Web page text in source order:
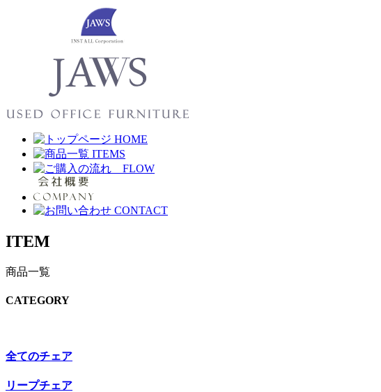
ITEM
商品一覧
CATEGORY
全てのチェア
リープチェア